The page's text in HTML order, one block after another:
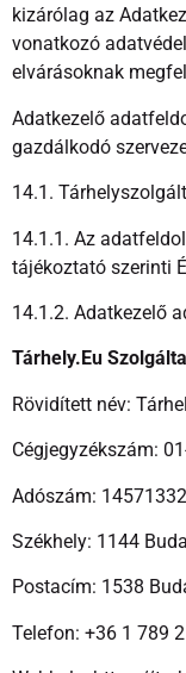
kizárólag az
vonatkozó
elvárásoknak
Adatkezelő
gazdálkodó
14.1.
14.1.1. Az
tájékoztató szerinti
14.1.2. Adatkezelő
Tárhely.Eu
Rövidített név:
Cégjegyzékszám:
Adószám:
Székhely: 1144
Postacím: 1538
Telefon: +36 1 789